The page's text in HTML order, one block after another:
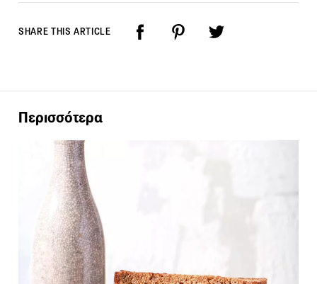
SHARE THIS ARTICLE
Περισσότερα